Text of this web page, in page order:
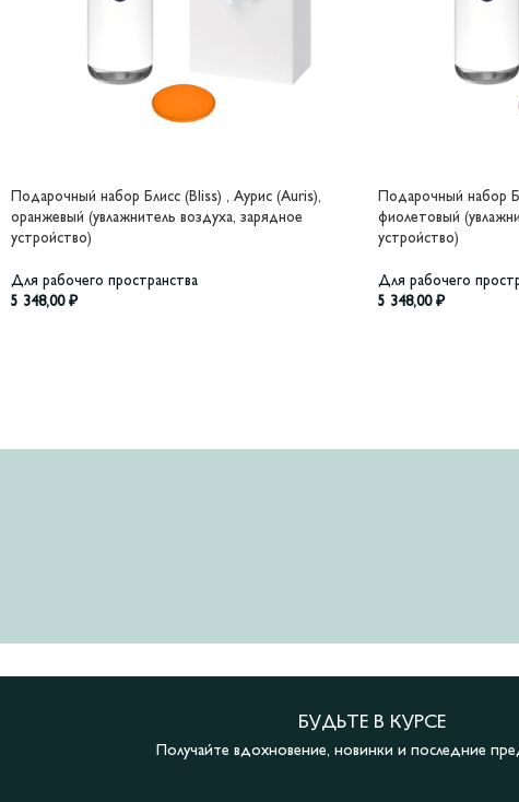
Подарочный набор Блисс (Bliss) , Аурис (Auris),
оранжевый (увлажнитель воздуха, зарядное
устройство)
Для рабочего пространства
5 348,00 ₽
Подарочный набор
фиолетовый
устройство)
Для рабочего
5 348,00 ₽
БУДЬТЕ В КУРСЕ
Получайте вдохновение, новинки и последние